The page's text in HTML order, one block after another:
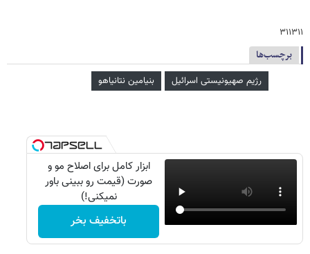
۳۱۱۳۱۱
برچسب‌ها
رژیم صهیونیستی اسرائیل بنیامین نتانیاهو
ابزار کامل برای اصلاح مو و
صورت (قیمت رو ببینی باور
نمیکنی!)
باتخفیف بخر